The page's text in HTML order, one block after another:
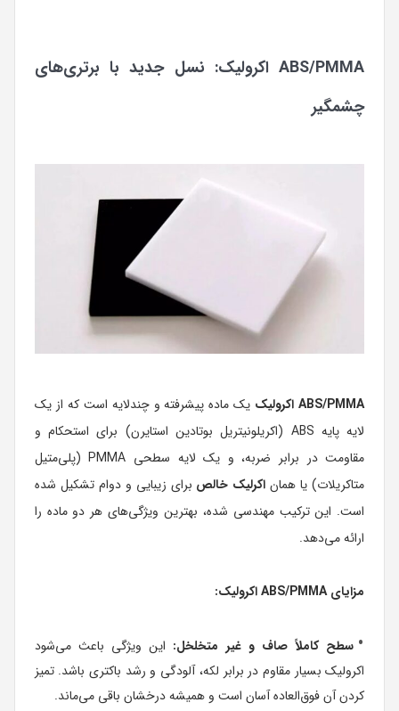
ABS/PMMA اکرولیک: نسل جدید با برتری‌های
چشمگیر
ABS/PMMA اکرولیک
یک ماده پیشرفته و چندلایه است که از یک
لایه پایه ABS (اکریلونیتریل بوتادین استایرن) برای استحکام و
مقاومت در برابر ضربه، و یک لایه سطحی PMMA (پلی‌متیل
متاکریلات) یا همان اکرلیک خالص برای زیبایی و دوام تشکیل شده
است. این ترکیب مهندسی شده، بهترین ویژگی‌های هر دو ماده را
ارائه می‌دهد.
مزایای ABS/PMMA اکرولیک:
سطح کاملاً صاف و غیر متخلخل: این ویژگی باعث می‌شود
اکرولیک بسیار مقاوم در برابر لکه، آلودگی و رشد باکتری باشد. تمیز
کردن آن فوق‌العاده آسان است و همیشه درخشان باقی می‌ماند.